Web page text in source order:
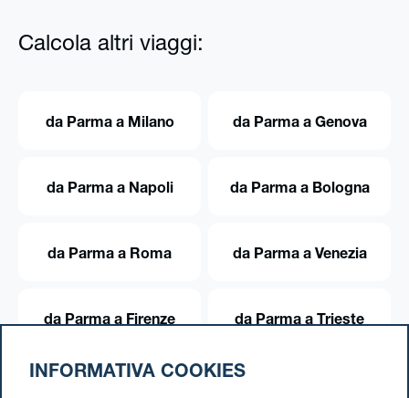
Calcola altri viaggi:
da Parma a Milano da Parma a Genova
da Parma a Napoli da Parma a Bologna
da Parma a Roma da Parma a Venezia
da Parma a Firenze da Parma a Trieste
INFORMATIVA COOKIES